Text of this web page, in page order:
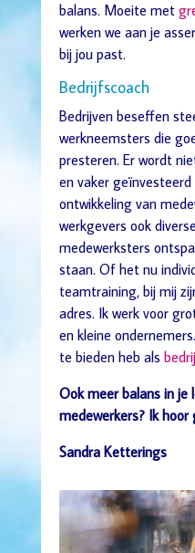
balans. Moeite met
werken we aan je
bij jou past.
Bedrijfscoach
Bedrijven beseffen
werkneemsters die
presteren. Er wordt
en vaker geïnvesteerd
ontwikkeling van
werkgevers ook
medewerksters
staan. Of het nu
teamtraining, bij mij
adres. Ik werk voor
en kleine
te bieden heb als
Ook meer balans in je
medewerkers? Ik hoor
Sandra Ketterings